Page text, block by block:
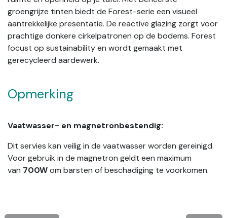
groengrijze tinten biedt de Forest-serie een visueel
aantrekkelijke presentatie. De reactive glazing zorgt voor
prachtige donkere cirkelpatronen op de bodems. Forest
focust op sustainability en wordt gemaakt met
gerecycleerd aardewerk.
Opmerking
Vaatwasser- en magnetronbestendig:
Dit servies kan veilig in de vaatwasser worden gereinigd.
Voor gebruik in de magnetron geldt een maximum
van 700Wom barsten of beschadiging te voorkomen.